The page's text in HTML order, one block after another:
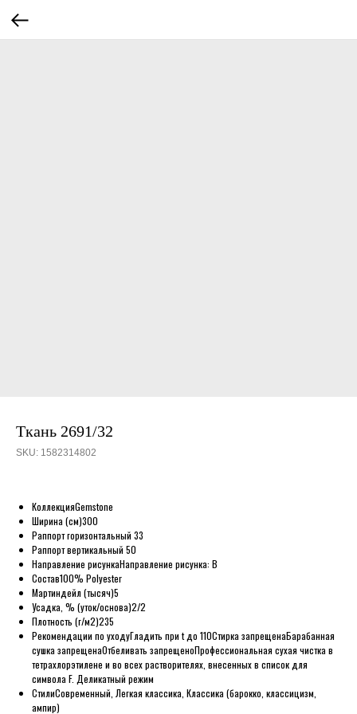
Ткань 2691/32
SKU: 1582314802
КоллекцияGemstone
Ширина (см)300
Раппорт горизонтальный 33
Раппорт вертикальный 50
Направление рисункаНаправление рисунка: B
Состав100% Polyester
Мартиндейл (тысяч)5
Усадка, % (уток/основа)2/2
Плотность (г/м2)235
Рекомендации по уходуГладить при t до 110Стирка запрещенаБарабанная
сушка запрещенаОтбеливать запрещеноПрофессиональная сухая чистка в
тетрахлорэтилене и во всех растворителях, внесенных в список для
символа F. Деликатный режим
СтилиСовременный, Легкая классика, Классика (барокко, классицизм,
ампир)